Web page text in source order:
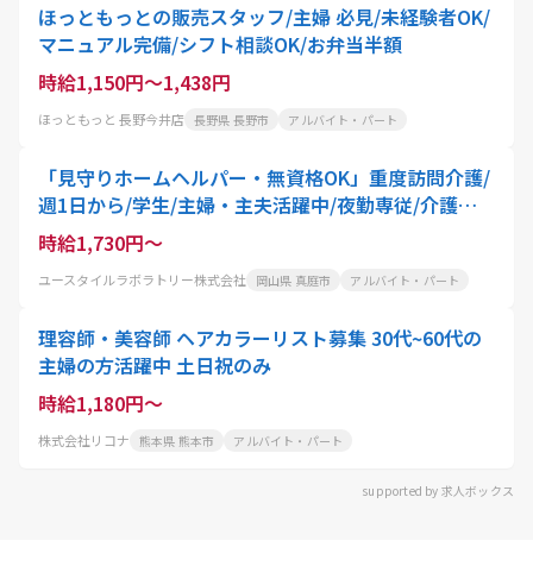
ほっともっとの販売スタッフ/主婦 必見/未経験者OK/
マニュアル完備/シフト相談OK/お弁当半額
時給1,150円～1,438円
ほっともっと 長野今井店 長野県 長野市 アルバイト・パート
「見守りホームヘルパー・無資格OK」重度訪問介護/
週1日から/学生/主婦・主夫活躍中/夜勤専従/介護職
員
時給1,730円～
ユースタイルラボラトリー株式会社 岡山県 真庭市 アルバイト・パート
理容師・美容師 ヘアカラーリスト募集 30代~60代の
主婦の方活躍中 土日祝のみ
時給1,180円～
株式会社リコナ 熊本県 熊本市 アルバイト・パート
supported by 求人ボックス